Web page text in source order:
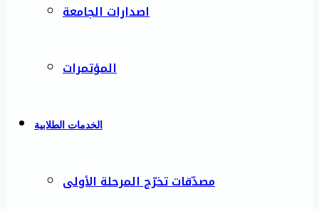
اصدارات الجامعة
المؤتمرات
الخدمات الطلابية
مصدّقات تخرّج المرحلة الأولى